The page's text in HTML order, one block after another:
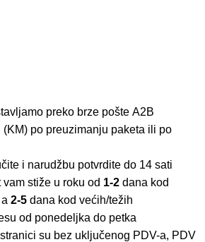
preko brze pošte A2B
po preuzimanju paketa ili po
i narudžbu potvrdite do 14 sati
stiže u roku od 1-2 dana kod
2-5 dana kod većih/težih
od ponedeljka do petka
su bez uključenog PDV-a, PDV